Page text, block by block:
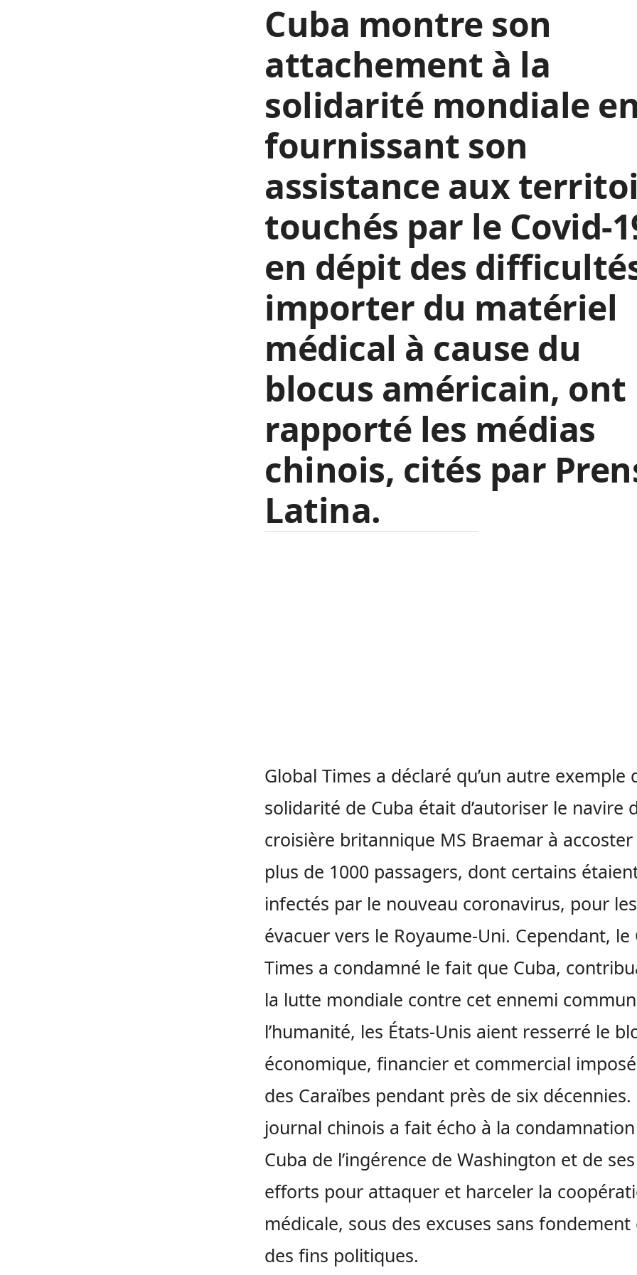
Cuba montre son
attachement à la
solidarité mondiale
fournissant son
assistance aux
touchés par le Covid-
en dépit des
importer du matériel
médical à cause du
blocus américain, ont
rapporté les médias
chinois, cités par
Latina.
Global Times a déclaré qu’un autre exemple
solidarité de Cuba était d’autoriser le navire
croisière britannique MS Braemar à accoster
plus de 1000 passagers, dont certains
infectés par le nouveau coronavirus, pour les
évacuer vers le Royaume-Uni. Cependant, le
Times a condamné le fait que Cuba,
la lutte mondiale contre cet ennemi
l’humanité, les États-Unis aient resserré le
économique, financier et commercial imposé
des Caraïbes pendant près de six décennies.
journal chinois a fait écho à la
Cuba de l’ingérence de Washington et de ses
efforts pour attaquer et harceler la
médicale, sous des excuses sans fondement
des fins politiques.